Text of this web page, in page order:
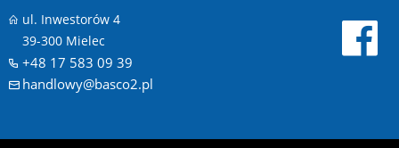
ul. Inwestorów 4
39-300 Mielec
+48 17 583 09 39
handlowy@basco2.pl